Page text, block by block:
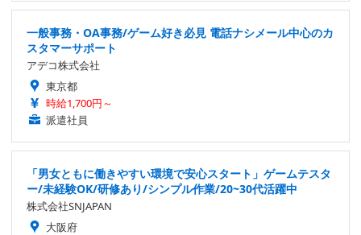
一般事務・OA事務/ゲーム好き必見 電話ナシメール中心のカ
スタマーサポート
アデコ株式会社
東京都
時給1,700円～
派遣社員
「男女ともに働きやすい環境で安心スタート」ゲームテスタ
ー/未経験OK/研修あり/シンプル作業/20~30代活躍中
株式会社SNJAPAN
大阪府